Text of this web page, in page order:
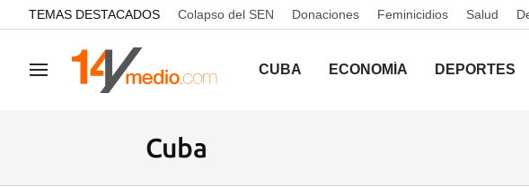
common.go-to-content
TEMAS DESTACADOS Colapso del SEN Donaciones Feminicidios Salud
Navegación CUBA ECONOMÍA DEPORTES
Cuba